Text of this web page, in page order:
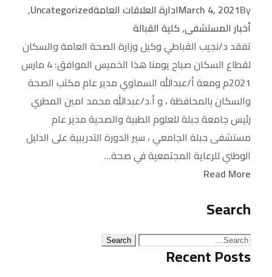
March 4, 2021By ادارة العلاقات العامةUncategorized
,
أخبار المستشفى,كلية القبالة
تفقد د/نجيب القباطي وكيل وزارة الصحة العامة والسكان
لقطاع السكان صباح يومنا هذا الخميس الموافق: 4 مارس
2021م ومعة أ/عبدالله السماوي مدير عام مكتب الصحة
والسكان بالمحافظة ، و أ.د/عبدالله محمد امين المطري
رئيس جامعة جبلة للعلوم الطبية والصحية مدير عام
مستشفى جبلة الجامعي ، سير الدورة التدريبية على الدليل
الوطني للرعاية المجتمعية في صحة...
Read More
Search
Recent Posts